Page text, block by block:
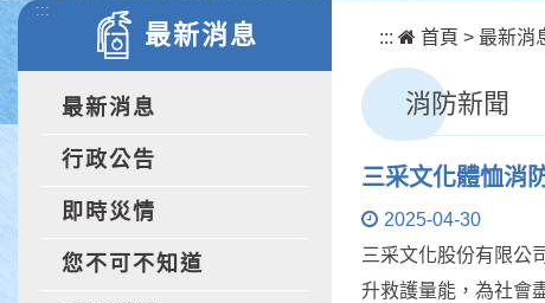
:::
最新消息
最新消息
行政公告
即時災情
您不可不知道
::: 首頁 > 最新消
消防新聞
三采文化體恤消
2025-04-30
三采文化股份有限公
升救護量能，為社會